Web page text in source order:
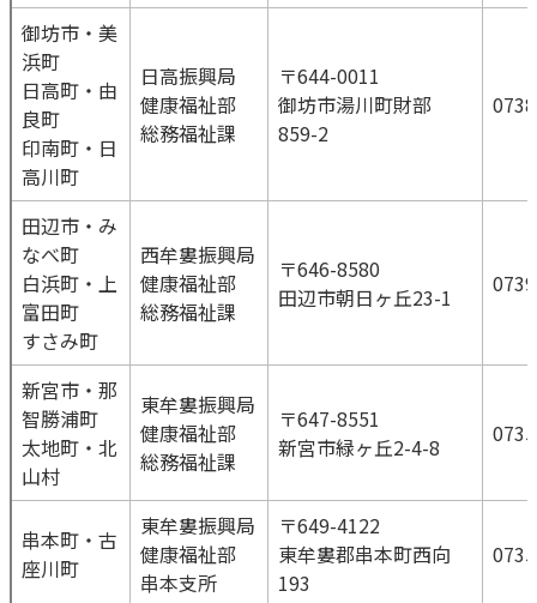
御坊市・美
浜町
日高町・由
良町
印南町・日
高川町
日高振興局
健康福祉部
総務福祉課
〒644-0011
御坊市湯川町財部
859-2
田辺市・み
なべ町
白浜町・上
富田町
すさみ町
西牟婁振興局
健康福祉部
総務福祉課
〒646-8580
田辺市朝日ヶ丘23-1
新宮市・那
智勝浦町
太地町・北
山村
東牟婁振興局
健康福祉部
総務福祉課
〒647-8551
新宮市緑ヶ丘2-4-8
串本町・古
座川町
東牟婁振興局
健康福祉部
串本支所
〒649-4122
東牟婁郡串本町西向
193